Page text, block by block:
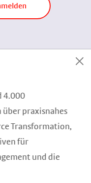
4.000
praxisnahes
Transformation,
für
und die